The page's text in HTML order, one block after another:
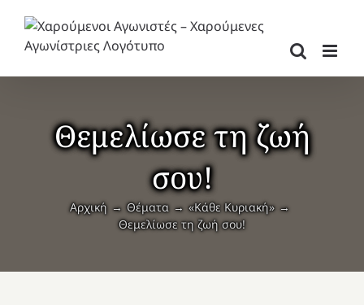
περιεχόμενο
Θεμελίωσε τη ζωή
σου!
Αρχική Θέματα
«Κάθε Κυριακή»
Θεμελίωσε τη ζωή σου!